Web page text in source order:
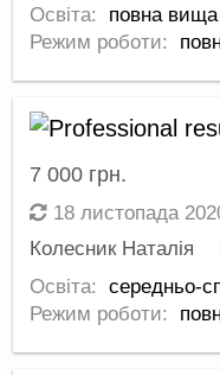
Освіта:
повна вища
Режим роботи:
7 000 грн.
18 листопада
Колесник Наталія
Освіта:
середньо-
Режим роботи: